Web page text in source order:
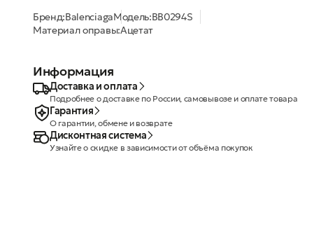
Бренд:BalenciagaМодель:BB0294S
Материал оправы:Ацетат
Информация
Доставка и оплата
Подробнее о доставке по России, самовывозе и оплате товара
Гарантия
О гарантии, обмене и возврате
Дисконтная система
Узнайте о скидке в зависимости от объёма покупок